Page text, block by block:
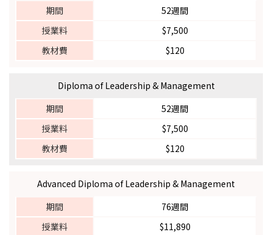
期間
52週間
授業料
$7,500
教材費
$120
Diploma of Leadership & Management
期間
52週間
授業料
$7,500
教材費
$120
Advanced Diploma of Leadership & Management
期間
76週間
授業料
$11,890